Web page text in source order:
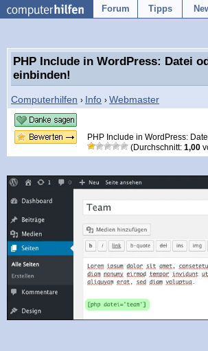
Forum Tipps
PHP Include in WordPress: Datei
einbinden!
Computerhilfen › Info › Webmaster
PHP Include in WordPress:
(Durchschnitt: 1,00